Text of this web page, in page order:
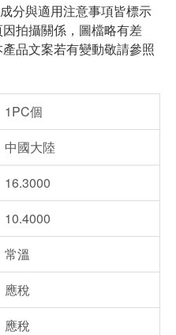
分與適用注意事項皆標示
拍攝關係，圖檔略有差
品文案若有變動敬請參照
1PC個
中國大陸
16.3000
10.4000
常溫
應稅
應稅